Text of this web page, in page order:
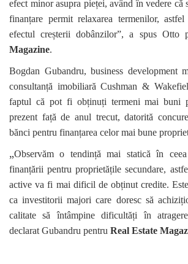
efect minor asupra pieței, având în vedere că
finanțare permit relaxarea termenilor,
efectul creșterii dobânzilor”, a spus Otto
Magazine.
Bogdan Gubandru, business development
consultanță imobiliară Cushman &
faptul că pot fi obținuți termeni mai buni
prezent față de anul trecut, datorită
bănci pentru finanțarea celor mai bune
„Observăm o tendință mai statică în
finanțării pentru proprietățile secundare,
active va fi mai dificil de obținut credite.
ca investitorii majori care doresc să
calitate să întâmpine dificultăți în
declarat Gubandru pentru Real Estate